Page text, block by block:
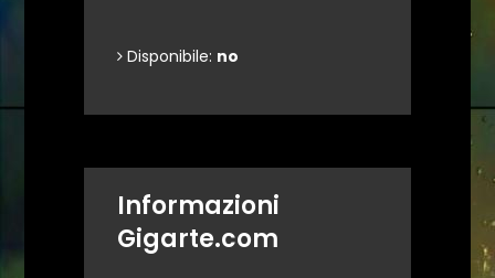
Disponibile: no
Informazioni
Gigarte.com